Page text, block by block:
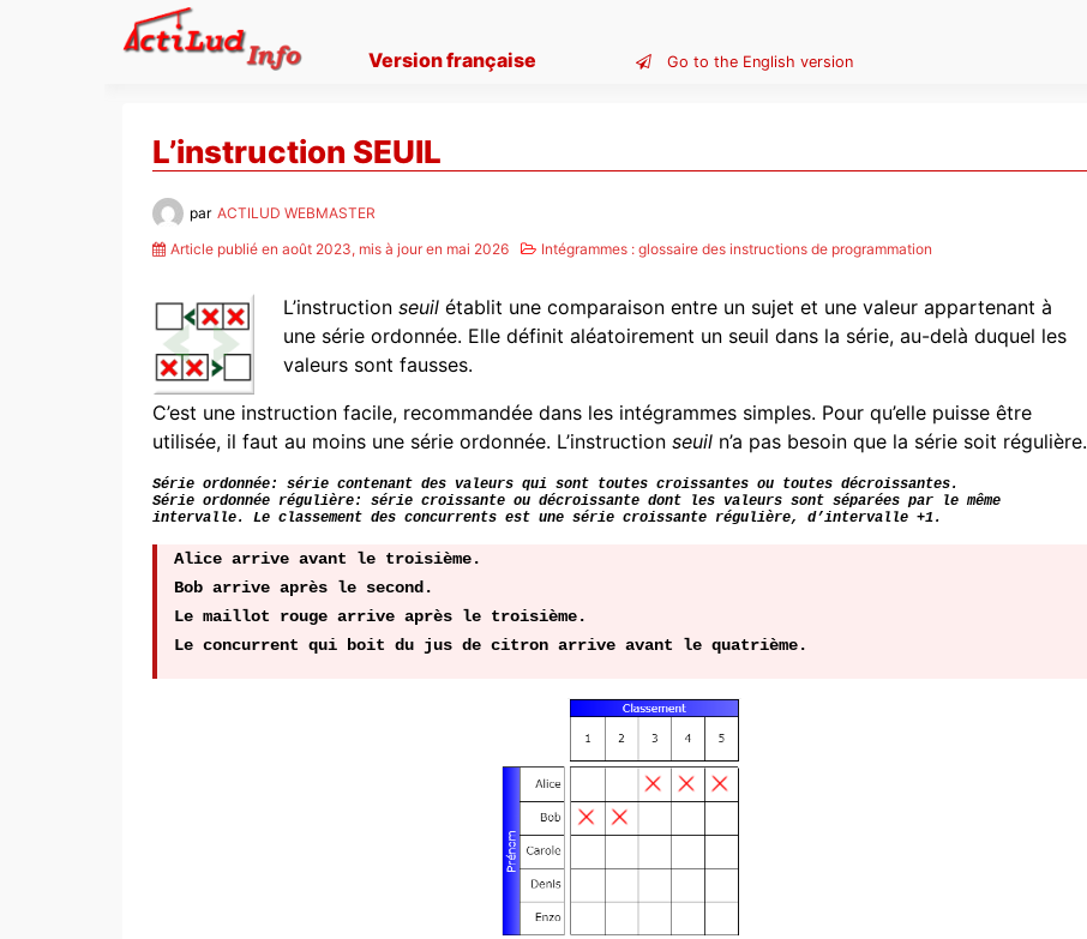
Skip
Version française Go to the English version
L’instruction SEUIL
par ACTILUD WEBMASTER
Article publié en août 2023, mis à jour en mai 2026
Intégrammes : glossaire des instructions de programmation
L’instruction seuil établit une comparaison entre un sujet et une valeur appartenant à
une série ordonnée. Elle définit aléatoirement un seuil dans la série, au-delà duquel les
valeurs sont fausses.
C’est une instruction facile, recommandée dans les intégrammes simples. Pour qu’elle puisse être
utilisée, il faut au moins une série ordonnée. L’instruction seuil n’a pas besoin que la série soit régulière.
Série ordonnée: série contenant des valeurs qui sont toutes croissantes ou toutes décroissantes.
Série ordonnée régulière: série croissante ou décroissante dont les valeurs sont séparées par le même
intervalle. Le classement des concurrents est une série croissante régulière, d’intervalle +1.
Alice arrive avant le troisième.
Bob arrive après le second.
Le maillot rouge arrive après le troisième.
Le concurrent qui boit du jus de citron arrive avant le quatrième.